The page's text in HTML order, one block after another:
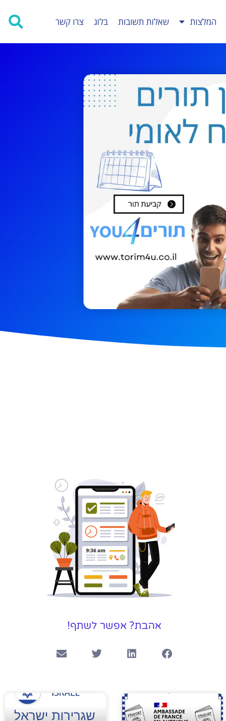
המלצות שאלות תשובות בלוג צרו קשר
אהבת? אפשר לשתף!